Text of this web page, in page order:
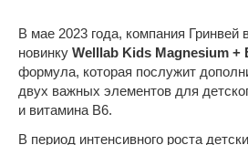
В мае 2023 года, компания
новинку Welllab Kids Magnesium +
формула, которая послужит
двух важных элементов для
и витамина В6.
В период интенсивного роста